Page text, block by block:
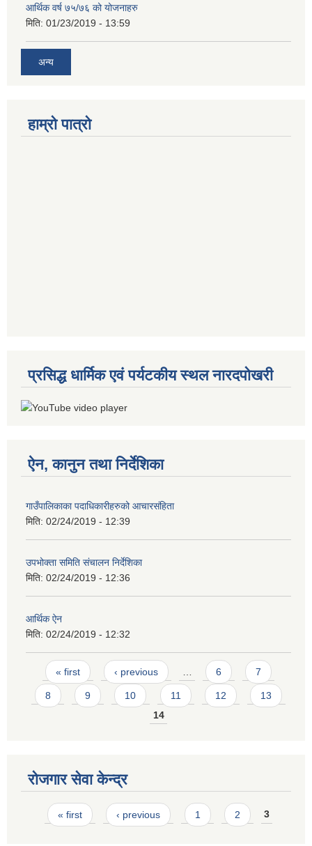
आर्थिक वर्ष ७५/७६ को योजनाहरु
मिति: 01/23/2019 - 13:59
अन्य
हाम्रो पात्रो
प्रसिद्ध धार्मिक एवं पर्यटकीय स्थल नारदपोखरी
ऐन, कानुन तथा निर्देशिका
गाउँपालिकाका पदाधिकारीहरुको आचारसंहिता
मिति: 02/24/2019 - 12:39
उपभोक्ता समिति संचालन निर्देशिका
मिति: 02/24/2019 - 12:36
आर्थिक ऐन
मिति: 02/24/2019 - 12:32
Pages
« first ‹ previous 6 7
8 9 10 11 12
13
14
रोजगार सेवा केन्द्र
Pages
« first ‹ previous 1 2 3